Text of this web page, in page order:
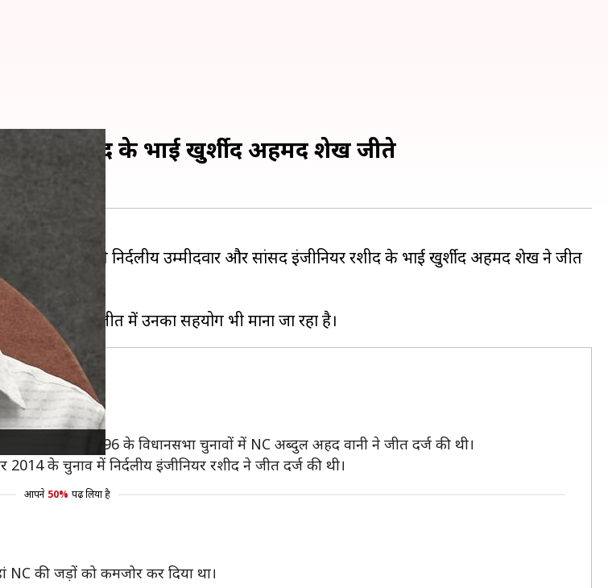
में बंद सांसद के भाई खुर्शीद अहमद शेख जीते
की लंगेट सीट से निर्दलीय उम्मीदवार और सांसद इंजीनियर रशीद के भाई खुर्शीद अहमद शेख ने जीत
दबदबा रहा है।
1987 और 1996 के विधानसभा चुनावों में NC अब्दुल अहद वानी ने जीत दर्ज की थी।
के चुनाव में निर्दलीय इंजीनियर रशीद ने जीत दर्ज की थी।
आपने 50% पढ़ लिया है
NC की जड़ों को कमजोर कर दिया था।